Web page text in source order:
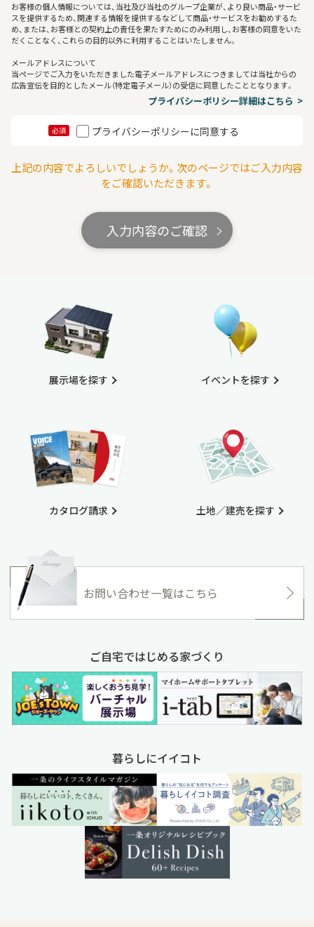
お客様の個人情報については、当社及び当社のグループ企業が、より良い商品・サービ
スを提供するため、関連する情報を提供するなどして商品・サービスをお勧めするた
め、または、お客様との契約上の責任を果たすためにのみ利用し、お客様の同意をいた
だくことなく、これらの目的以外に利用することはいたしません。
メールアドレスについて
当ページでご入力をいただきました電子メールアドレスにつきましては当社からの
広告宣伝を目的としたメール（特定電子メール）の受信に同意したこととなります。
プライバシーポリシー詳細はこちら
必須 プライバシーポリシーに同意する
上記の内容でよろしいでしょうか。次のページではご入力内容
をご確認いただきます。
入力内容のご確認
展示場を探す
カタログ請求
イベントを探す
土地／建売を探す
お問い合わせ一覧はこちら
ご自宅ではじめる家づくり
暮らしにイイコト